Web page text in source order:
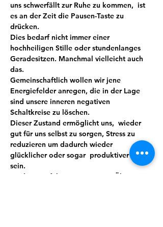
uns schwerfällt zur Ruhe zu kommen,  ist
es an der Zeit die Pausen-Taste zu
drücken.
Dies bedarf nicht immer einer
hochheiligen Stille oder stundenlanges
Geradesitzen. Manchmal vielleicht auch
das.
Gemeinschaftlich wollen wir jene
Energiefelder anregen, die in der Lage
sind unsere inneren negativen
Schaltkreise zu löschen.
Dieser Zustand ermöglicht uns,  wieder
gut für uns selbst zu sorgen, Stress zu
reduzieren um dadurch wieder
glücklicher oder sogar  produktiver zu
sein.
Meditation führt mit ein wenig Übung